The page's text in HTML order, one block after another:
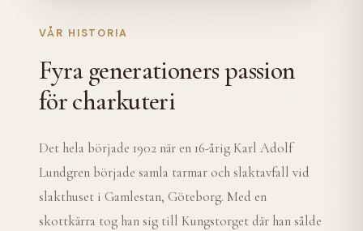
VÅR HISTORIA
Fyra generationers passion
för charkuteri
Det hela började 1902 när en 16-årig Karl Adolf
Lundgren började samla tarmar och slaktavfall vid
slakthuset i Gamlestan, Göteborg. Med en
skottkärra tog han sig till Kungstorget där han sålde